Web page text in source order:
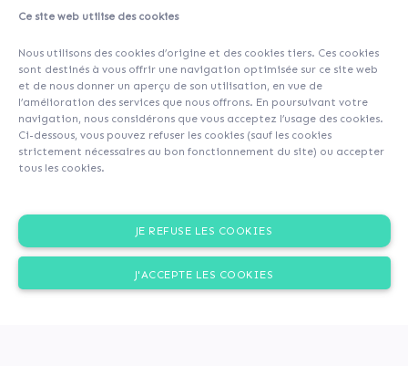
Ce site web utilise des cookies
Nous utilisons des cookies d’origine et des cookies tiers. Ces cookies
sont destinés à vous offrir une navigation optimisée sur ce site web
et de nous donner un aperçu de son utilisation, en vue de
l’amélioration des services que nous offrons. En poursuivant votre
navigation, nous considérons que vous acceptez l’usage des cookies.
Ci-dessous, vous pouvez refuser les cookies (sauf les cookies
strictement nécessaires au bon fonctionnement du site) ou accepter
tous les cookies.
JE REFUSE LES COOKIES
J'ACCEPTE LES COOKIES